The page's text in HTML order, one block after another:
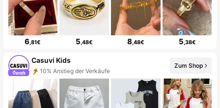
6,81€ 5,48€ 8,48€ 5,38€
Casuvi Kids
10% Anstieg der Verkäufe
Zum Shop